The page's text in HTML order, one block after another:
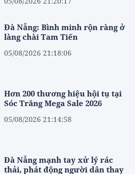
Đà Nẵng: Bình minh rộn ràng ở
làng chài Tam Tiến
05/08/2026 21:18:06
Hơn 200 thương hiệu hội tụ tại
Sóc Trăng Mega Sale 2026
05/08/2026 21:14:58
Đà Nẵng mạnh tay xử lý rác
thải, phát động người dân thay